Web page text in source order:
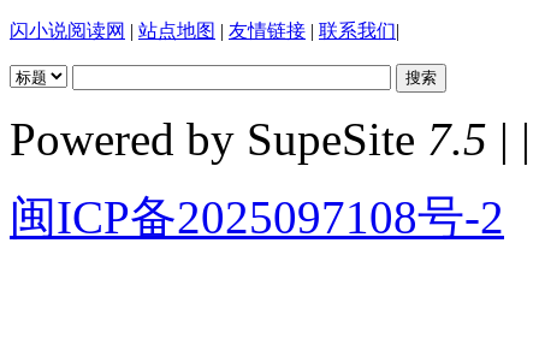
闪小说阅读网 | 站点地图 | 友情链接 | 联系我们|
Powered by SupeSite 7.5 | |
闽ICP备2025097108号-2